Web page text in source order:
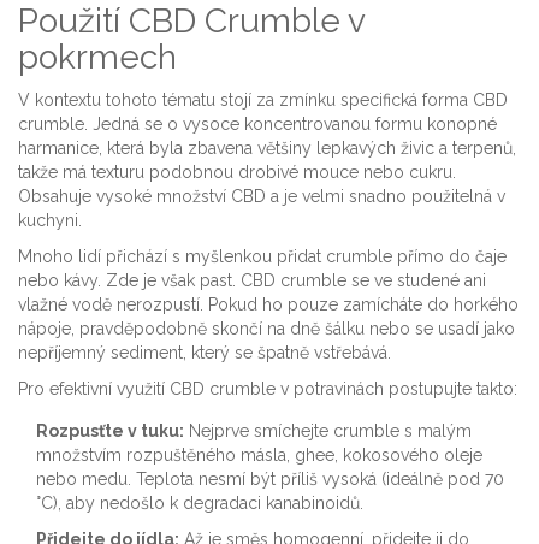
Použití CBD Crumble v
pokrmech
V kontextu tohoto tématu stojí za zmínku specifická forma CBD
crumble. Jedná se o vysoce koncentrovanou formu konopné
harmanice, která byla zbavena většiny lepkavých živic a terpenů,
takže má texturu podobnou drobivé mouce nebo cukru.
Obsahuje vysoké množství CBD a je velmi snadno použitelná v
kuchyni.
Mnoho lidí přichází s myšlenkou přidat crumble přímo do čaje
nebo kávy. Zde je však past. CBD crumble se ve studené ani
vlažné vodě nerozpustí. Pokud ho pouze zamícháte do horkého
nápoje, pravděpodobně skončí na dně šálku nebo se usadí jako
nepříjemný sediment, který se špatně vstřebává.
Pro efektivní využití CBD crumble v potravinách postupujte takto:
Rozpusťte v tuku: Nejprve smíchejte crumble s malým
množstvím rozpuštěného másla, ghee, kokosového oleje
nebo medu. Teplota nesmí být příliš vysoká (ideálně pod 70
°C), aby nedošlo k degradaci kanabinoidů.
Přidejte do jídla: Až je směs homogenní, přidejte ji do